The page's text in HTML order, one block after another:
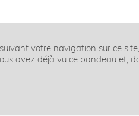
votre navigation sur ce
avez déjà vu ce bandeau et,